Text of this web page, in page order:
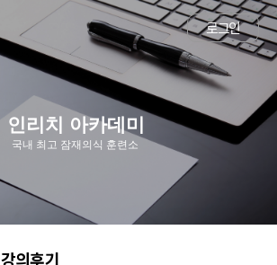
로그인
인리치 아카데미
국내 최고 잠재의식 훈련소
강의후기